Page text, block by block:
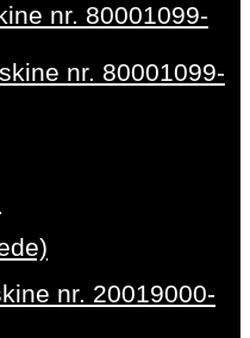
nr. 80001099-
nr. 80001099-
nr. 20019000-